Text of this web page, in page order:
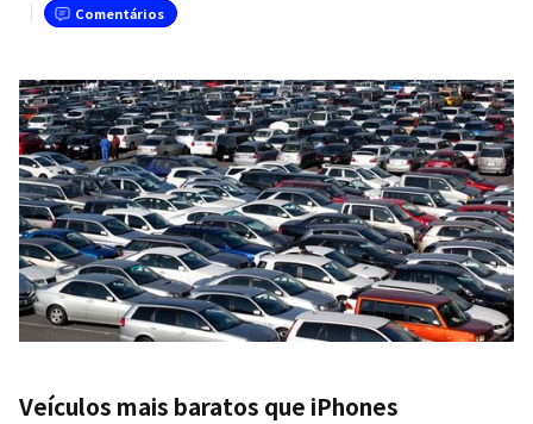
Comentários
Veículos mais baratos que iPhones